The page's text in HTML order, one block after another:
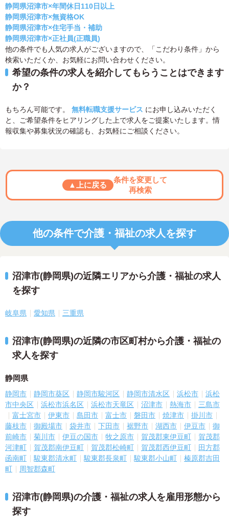
静岡県沼津市×年間休日110日以上
静岡県沼津市×無資格OK
静岡県沼津市×住宅手当・補助
静岡県沼津市×正社員(正職員)
他の条件でも人気の求人がございますので、「こだわり条件」から
検索いただくか、お気軽にお問い合わせください。
希望の条件の求人を紹介してもらうことはできます
か？
もちろん可能です。 無料転職支援サービス にお申し込みいただく
と、ご希望条件をヒアリングした上で求人をご提案いたします。情
報収集や募集状況の確認も、お気軽にご相談ください。
▲上に戻る
条件を変更して
再検索
他の条件で介護・福祉の求人を探す
沼津市(静岡県)の近隣エリアから介護・福祉の求人
を探す
岐阜県 愛知県 三重県
沼津市(静岡県)の近隣の市区町村から介護・福祉の
求人を探す
静岡県
静岡市 静岡市葵区 静岡市駿河区 静岡市清水区 浜松市
浜松
市中央区
浜松市浜名区 浜松市天竜区 沼津市 熱海市
三島市
富士宮市
伊東市 島田市 富士市 磐田市 焼津市
掛川市
藤枝市
御殿場市 袋井市 下田市 裾野市 湖西市 伊豆市
御
前崎市
菊川市 伊豆の国市 牧之原市 賀茂郡東伊豆町
賀茂郡
河津町
賀茂郡南伊豆町 賀茂郡松崎町 賀茂郡西伊豆町
田方郡
函南町
駿東郡清水町 駿東郡長泉町 駿東郡小山町
榛原郡吉田
町
周智郡森町
沼津市(静岡県)の介護・福祉の求人を雇用形態から
探す